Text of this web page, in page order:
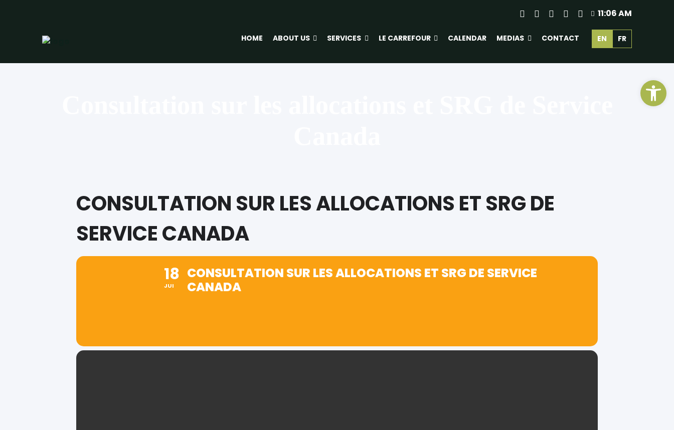
11:06 AM
HOME ABOUT US SERVICES LE CARREFOUR CALENDAR MEDIAS CONTACT EN FR
CONSULTATION SUR LES ALLOCATIONS ET SRG DE
SERVICE CANADA
18
JUI
CONSULTATION SUR LES ALLOCATIONS ET SRG DE SERVICE
CANADA